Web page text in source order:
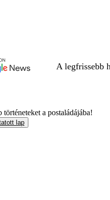
A legfrissebb
a postaládájába!
lap